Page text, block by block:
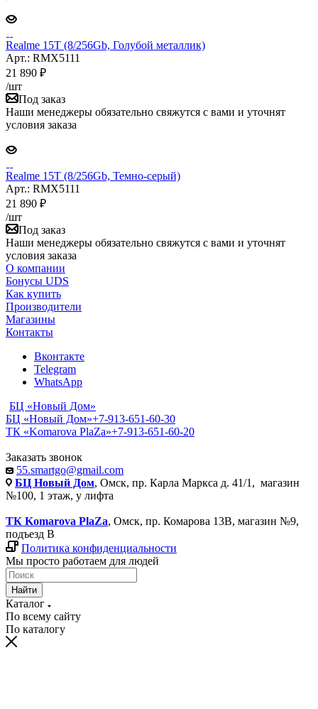
Realme 15T (8/256Gb, Голубой металлик)
Арт.: RMX5111
21 890 ₽
/шт
Под заказ
Наши менеджеры обязательно свяжутся с вами и уточнят
условия заказа
Realme 15T (8/256Gb, Темно-серый)
Арт.: RMX5111
21 890 ₽
/шт
Под заказ
Наши менеджеры обязательно свяжутся с вами и уточнят
условия заказа
О компании
Бонусы UDS
Как купить
Производители
Магазины
Контакты
Вконтакте
Telegram
WhatsApp
БЦ «Новый Дом»
БЦ «Новый Дом»+7-913-651-60-30
ТК «Komarova PlaZa»+7-913-651-60-20
Заказать звонок
55.smartgo@gmail.com
БЦ Новый Дом, Омск, пр. Карла Маркса д. 41/1, магазин
№100, 1 этаж, у лифта
ТК Komarova PlaZa, Омск, пр. Комарова 13В, магазин №9,
подъезд В
Политика конфиденциальности
Мы просто работаем для людей
Найти
Каталог
По всему сайту
По каталогу